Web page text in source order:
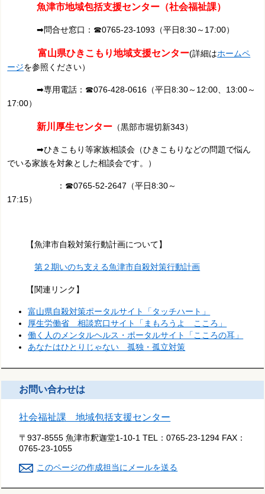
魚津市地域包括支援センター（社会福祉課）
➡問合せ窓口：☎0765-23-1093（平日8:30～17:00）
富山県ひきこもり地域支援センター(詳細はホームペ
ージを参照ください）
➡専用電話：☎076-428-0616（平日8:30～12:00、13:00～
17:00）
新川厚生センター （黒部市堀切新343）
➡ひきこもり等家族相談会（ひきこもりなどの問題で悩ん
でいる家族を対象とした相談会です。）
：☎0765-52-2647（平日8:30～
17:15）
【魚津市自殺対策行動計画について】
第２期いのち支える魚津市自殺対策行動計画
【関連リンク】
富山県自殺対策ポータルサイト「タッチハート」
厚生労働省 相談窓口サイト「まもろうよ こころ」
働く人のメンタルヘルス・ポータルサイト「こころの耳」
あなたはひとりじゃない 孤独・孤立対策
お問い合わせは
社会福祉課 地域包括支援センター
〒937-8555 魚津市釈迦堂1-10-1 TEL：0765-23-1294 FAX：
0765-23-1055
このページの作成担当にメールを送る